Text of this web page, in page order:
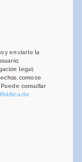
y enviarle la
legal;
como se
Puede consultar
Política de